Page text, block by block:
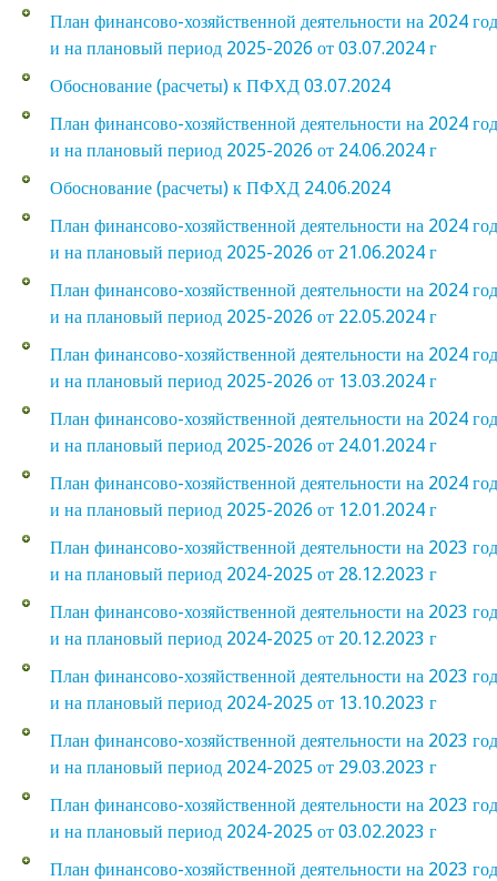
План финансово-хозяйственной деятельности на 2024 год
и на плановый период 2025-2026 от 03.07.2024 г
Обоснование (расчеты) к ПФХД 03.07.2024
План финансово-хозяйственной деятельности на 2024 год
и на плановый период 2025-2026 от 24.06.2024 г
Обоснование (расчеты) к ПФХД 24.06.2024
План финансово-хозяйственной деятельности на 2024 год
и на плановый период 2025-2026 от 21.06.2024 г
План финансово-хозяйственной деятельности на 2024 год
и на плановый период 2025-2026 от 22.05.2024 г
План финансово-хозяйственной деятельности на 2024 год
и на плановый период 2025-2026 от 13.03.2024 г
План финансово-хозяйственной деятельности на 2024 год
и на плановый период 2025-2026 от 24.01.2024 г
План финансово-хозяйственной деятельности на 2024 год
и на плановый период 2025-2026 от 12.01.2024 г
План финансово-хозяйственной деятельности на 2023 год
и на плановый период 2024-2025 от 28.12.2023 г
План финансово-хозяйственной деятельности на 2023 год
и на плановый период 2024-2025 от 20.12.2023 г
План финансово-хозяйственной деятельности на 2023 год
и на плановый период 2024-2025 от 13.10.2023 г
План финансово-хозяйственной деятельности на 2023 год
и на плановый период 2024-2025 от 29.03.2023 г
План финансово-хозяйственной деятельности на 2023 год
и на плановый период 2024-2025 от 03.02.2023 г
План финансово-хозяйственной деятельности на 2023 год